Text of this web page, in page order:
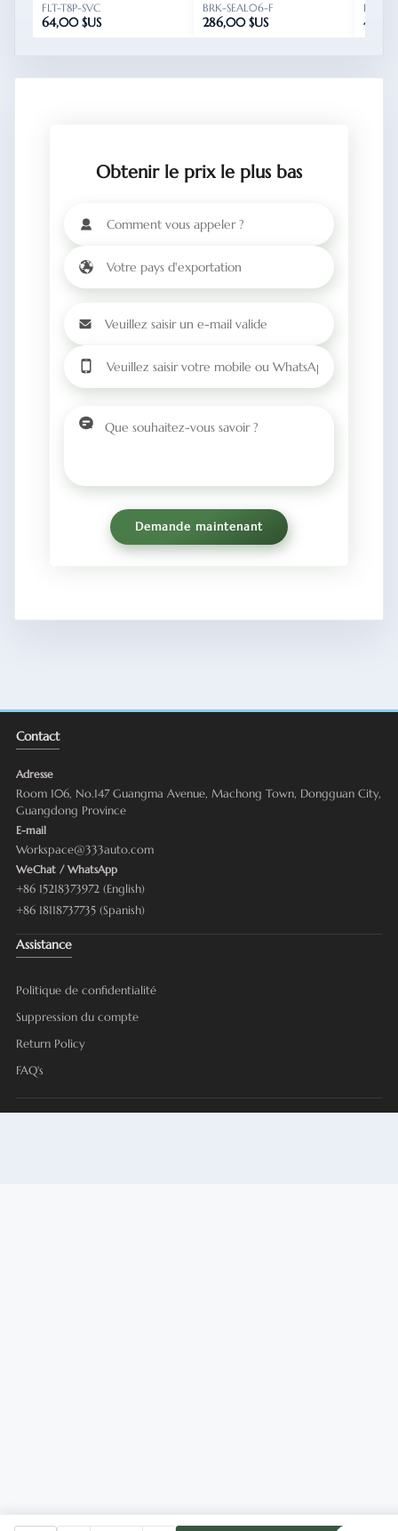
FLT-T8P-SVC
64,00 $US
BRK-SEAL06-F
286,00 $US
LED-
Obtenir le prix le plus bas
Demande maintenant
Contact
Adresse
Room 106, No.147 Guangma Avenue, Machong Town, Dongguan City,
Guangdong Province
E-mail
Workspace@333auto.com
WeChat / WhatsApp
+86 15218373972 (English)
+86 18118737735 (Spanish)
Assistance
Politique de confidentialité
Suppression du compte
Return Policy
FAQ's